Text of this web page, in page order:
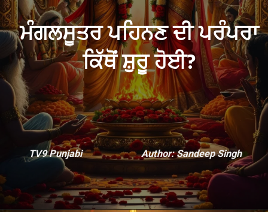
ਮੰਗਲਸੂਤਰ ਪਹਿਨਣ ਦੀ ਪਰੰਪਰਾ
ਕਿੱਥੋਂ ਸ਼ੁਰੂ ਹੋਈ?
TV9 Punjabi Author: Sandeep Singh